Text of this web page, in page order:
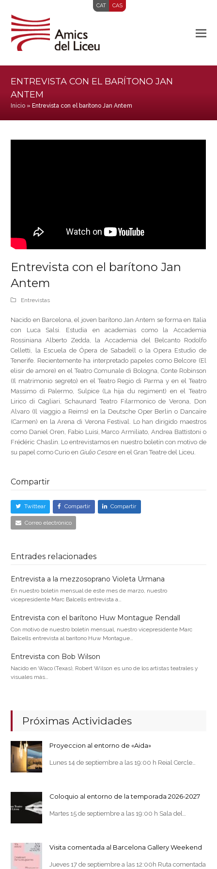
CAT CAS
ENTREVISTA CON EL BARÍTONO JAN
ANTEM
Inicio » Entrevista con el barítono Jan Antem
Entrevista con el barítono Jan
Antem
Entrevistas
Nacido en Barcelona, ​​el joven barítono Jan Antem se forma en Italia
con Luca Salsi. Estudia en academias como la Accademia
Rossiniana Alberto Zedda, la Accademia del Belcanto Rodolfo
Celletti, la Escuela de Ópera de Sabadell o la Opera Estudio de
Tenerife. Recientemente ha interpretado papeles como Belcore (El
elisir de amore) en el Teatro Comunale di Bologna, Conte Robinson
(Il matrimonio segreto) en el Teatro Regio di Parma y en el Teatro
Massimo di Palermo, Sulpice (La hija du regiment) en el Teatro
Lirico di Cagliari, Schaunard Teatro Filarmonico de Verona, Don
Alvaro (Il viaggio a Reims) en la Deutsche Oper Berlin o Dancaïre
(Carmen) en la Arena di Verona Festival. Lo han dirigido maestros
como Daniel Oren, Fabio Luisi, Marco Armiliato, Andrea Battistoni o
Frédéric Chaslin. Lo entrevistamos en nuestro boletín con motivo de
su papel como Curio en Giulio Cesare en el Gran Teatre del Liceu.
Compartir
Twittear Compartir Compartir
Correo electrónico
Entrades relacionades
Entrevista a la mezzosoprano Violeta Urmana
En nuestro boletín mensual de este mes de marzo, nuestro
vicepresidente Marc Balcells entrevista a…
Entrevista con el barítono Huw Montague Rendall
Con motivo de nuestro boletín mensual, nuestro vicepresidente Marc
Balcells entrevista al barítono Huw Montague…
Entrevista con Bob Wilson
Nacido en Waco (Texas), Robert Wilson es uno de los artistas teatrales y
visuales más…
Próximas Actividades
Proyeccion al entorno de «Aida»
Lunes 14 de septiembre a las 19:00 h Reial Cercle…
Coloquio al entorno de la temporada 2026-2027
Martes 15 de septiembre a las 19:00 h Sala del…
Visita comentada al Barcelona Gallery Weekend
Jueves 17 de septiembre a las 12:00h Ruta comentada